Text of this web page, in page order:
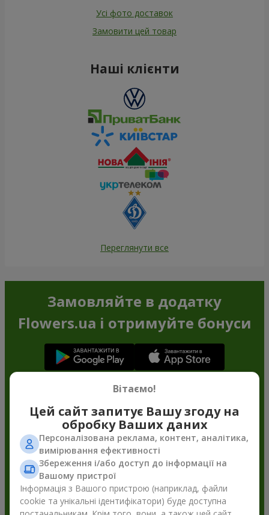
Усі фото доставок
Замовити цей товар
Наші клієнти
Переглянути все
Замовляйте в додатку
Flowers.ua і отримуйте бонуси
Вітаємо!
Цей сайт запитує Вашу згоду на
обробку Ваших даних
Персоналізована реклама, контент, аналітика,
вимірювання ефективності
Збереження і/або доступ до інформації на
Вашому пристрої
Інформація з Вашого пристрою (наприклад, файли
cookie та унікальні ідентифікатори) буде доступна